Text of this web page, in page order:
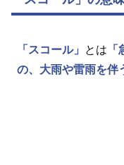
「スコール」 とは
の、大雨や雷雨を伴